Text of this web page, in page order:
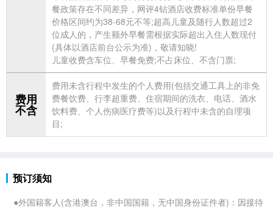
餐政策存在不同差异，网评4钻酒店收费标准单份早餐
价格区间约为38-68元不等;超高儿童及随行人数超过2
位成人的，产生额外早餐需根据实际超出入住人数现付
(具体以酒店前台公示为准)，敬请知晓!
儿童收费含车位、早餐免费;不占床位、不含门票;
费用
不含
费用未含行程中发生的个人费用(包括交通工具上的非免
费餐饮费、行李超重费、住宿期间的洗衣、电话、酒水
饮料费、个人伤病医疗费等)以及行程中未含的自理项
目;
预订须知
●外国籍客人(含港澳台，非中国国籍，无中国身份证件者)：因接待